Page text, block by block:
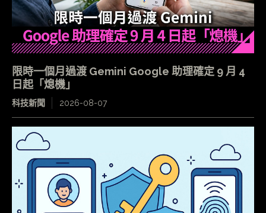
限時一個月過渡 Gemini Google 助理確定 9 月 4
日起「熄機」
科技新聞 2026-08-07